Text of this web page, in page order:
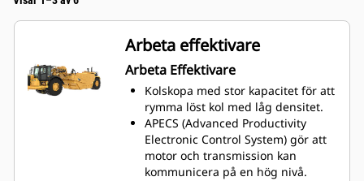
Arbeta effektivare
Arbeta Effektivare
Kolskopa med stor kapacitet för att
rymma löst kol med låg densitet.
APECS (Advanced Productivity
Electronic Control System) gör att
motor och transmission kan
kommunicera på en hög nivå.